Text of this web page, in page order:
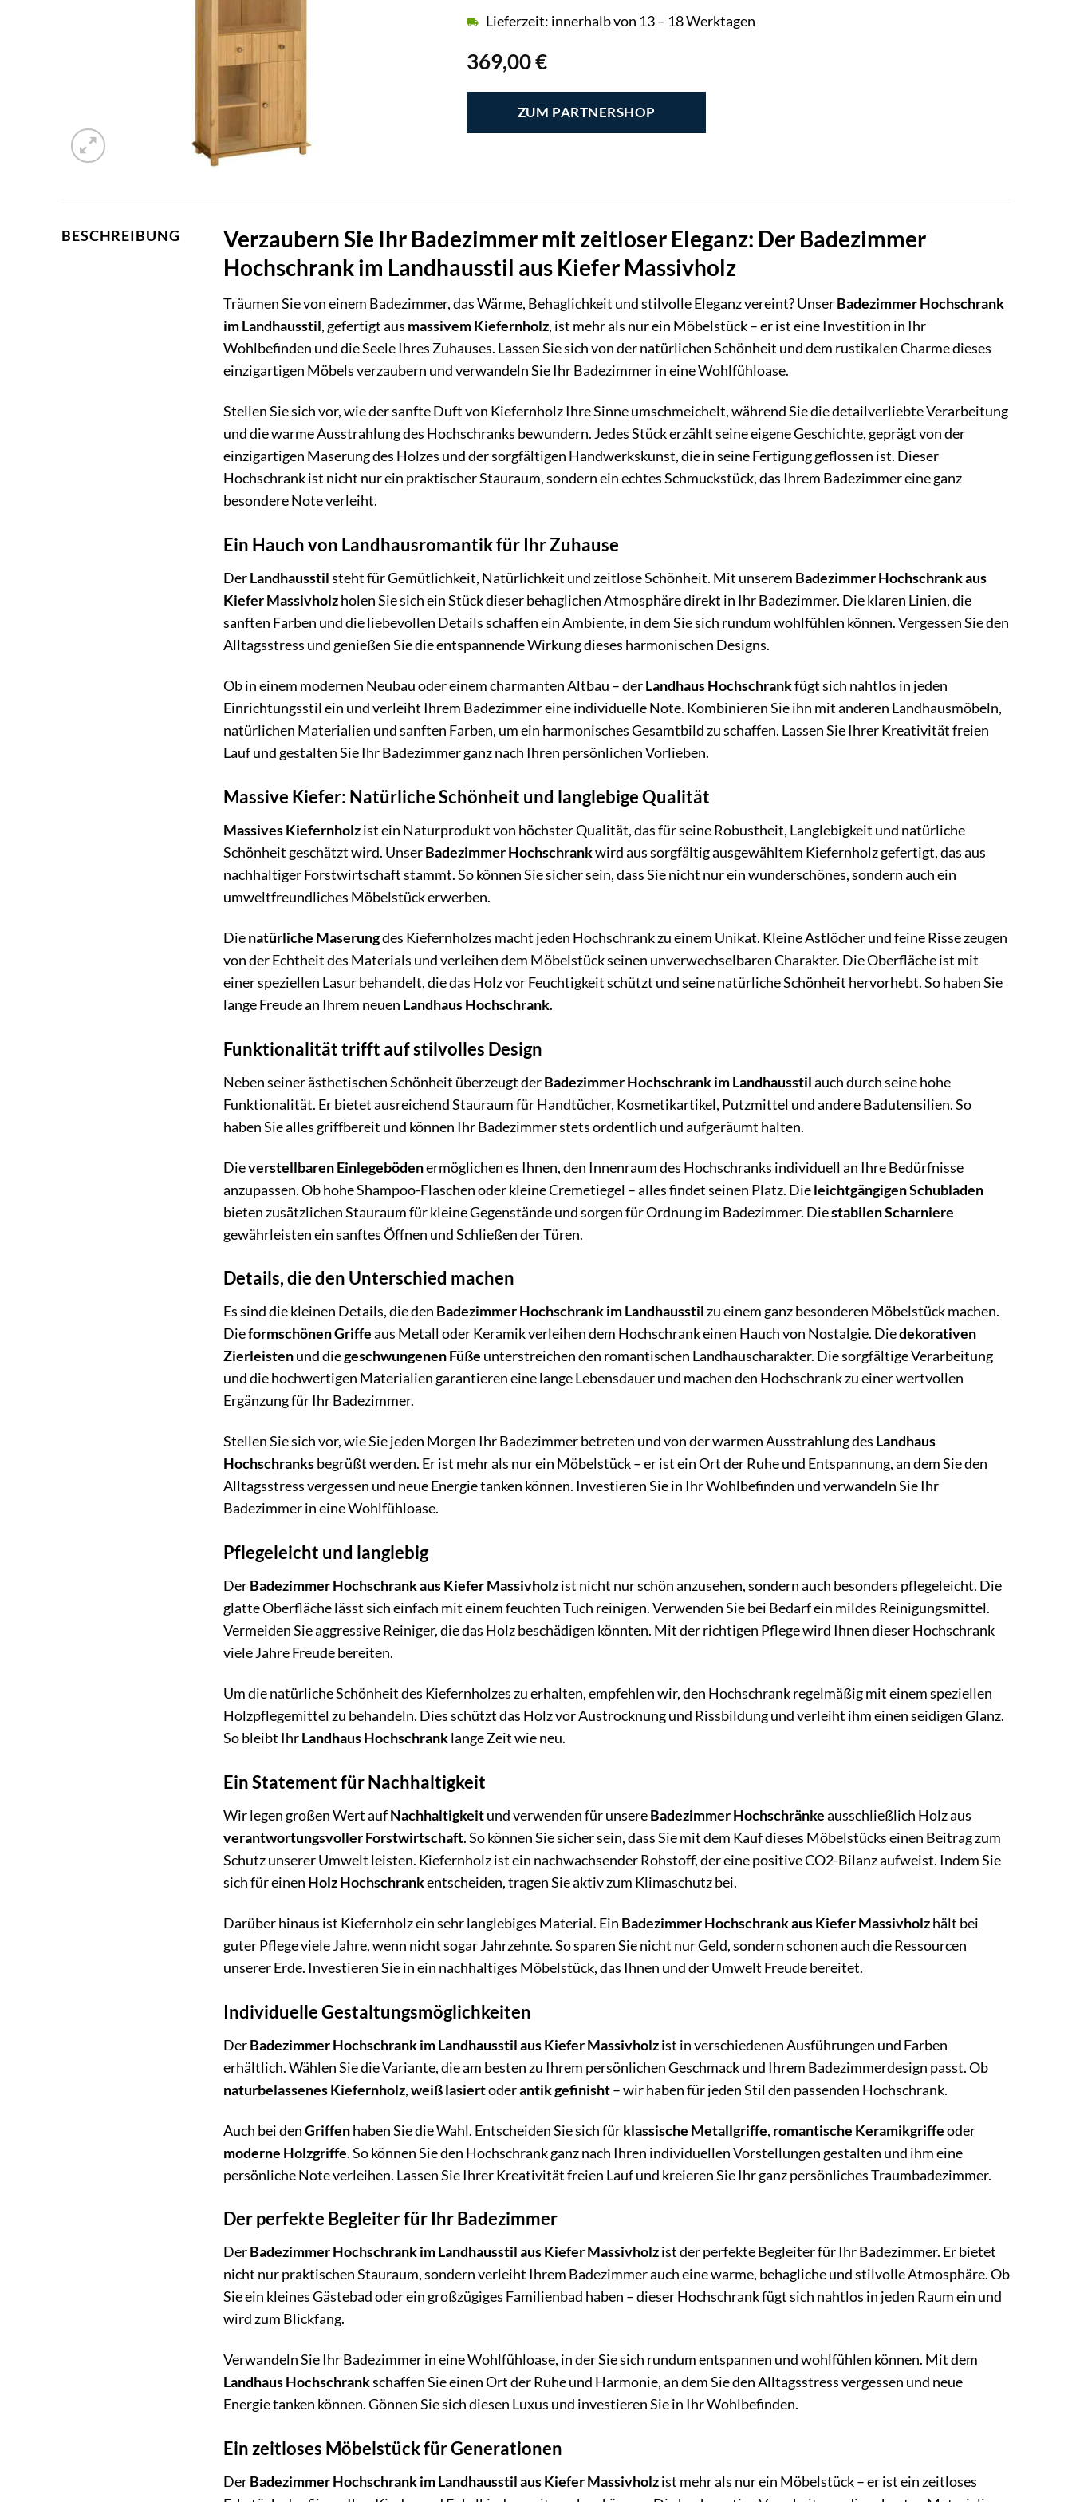
369,00€
Lieferzeit: innerhalb von 13 – 18 Werktagen
ZUM PARTNERSHOP
BESCHREIBUNG
Verzaubern Sie Ihr Badezimmer mit zeitloser Eleganz: Der Badezimmer
Hochschrank im Landhausstil aus Kiefer Massivholz
Träumen Sie von einem Badezimmer, das Wärme, Behaglichkeit und stilvolle Eleganz vereint? UnserBadezimmer Hochschrank
im Landhausstil, gefertigt aus massivem Kiefernholz, ist mehr als nur ein Möbelstück – er ist eine Investition in Ihr
Wohlbefinden und die Seele Ihres Zuhauses. Lassen Sie sich von der natürlichen Schönheit und dem rustikalen Charme dieses
einzigartigen Möbels verzaubern und verwandeln Sie Ihr Badezimmer in eine Wohlfühloase.
Stellen Sie sich vor, wie der sanfte Duft von Kiefernholz Ihre Sinne umschmeichelt, während Sie die detailverliebte Verarbeitung
und die warme Ausstrahlung des Hochschranks bewundern. Jedes Stück erzählt seine eigene Geschichte, geprägt von der
einzigartigen Maserung des Holzes und der sorgfältigen Handwerkskunst, die in seine Fertigung geflossen ist. Dieser
Hochschrank ist nicht nur ein praktischer Stauraum, sondern ein echtes Schmuckstück, das Ihrem Badezimmer eine ganz
besondere Note verleiht.
Ein Hauch von Landhausromantik für Ihr Zuhause
DerLandhausstilsteht für Gemütlichkeit, Natürlichkeit und zeitlose Schönheit. Mit unserem Badezimmer Hochschrank aus
Kiefer Massivholzholen Sie sich ein Stück dieser behaglichen Atmosphäre direkt in Ihr Badezimmer. Die klaren Linien, die
sanften Farben und die liebevollen Details schaffen ein Ambiente, in dem Sie sich rundum wohlfühlen können. Vergessen Sie den
Alltagsstress und genießen Sie die entspannende Wirkung dieses harmonischen Designs.
Ob in einem modernen Neubau oder einem charmanten Altbau – derLandhaus Hochschrankfügt sich nahtlos in jeden
Einrichtungsstil ein und verleiht Ihrem Badezimmer eine individuelle Note. Kombinieren Sie ihn mit anderen Landhausmöbeln,
natürlichen Materialien und sanften Farben, um ein harmonisches Gesamtbild zu schaffen. Lassen Sie Ihrer Kreativität freien
Lauf und gestalten Sie Ihr Badezimmer ganz nach Ihren persönlichen Vorlieben.
Massive Kiefer: Natürliche Schönheit und langlebige Qualität
Massives Kiefernholzist ein Naturprodukt von höchster Qualität, das für seine Robustheit, Langlebigkeit und natürliche
Schönheit geschätzt wird. UnserBadezimmer Hochschrankwird aus sorgfältig ausgewähltem Kiefernholz gefertigt, das aus
nachhaltiger Forstwirtschaft stammt. So können Sie sicher sein, dass Sie nicht nur ein wunderschönes, sondern auch ein
umweltfreundliches Möbelstück erwerben.
Dienatürliche Maserungdes Kiefernholzes macht jeden Hochschrank zu einem Unikat. Kleine Astlöcher und feine Risse zeugen
von der Echtheit des Materials und verleihen dem Möbelstück seinen unverwechselbaren Charakter. Die Oberfläche ist mit
einer speziellen Lasur behandelt, die das Holz vor Feuchtigkeit schützt und seine natürliche Schönheit hervorhebt. So haben Sie
lange Freude an Ihrem neuen Landhaus Hochschrank.
Funktionalität trifft auf stilvolles Design
Neben seiner ästhetischen Schönheit überzeugt derBadezimmer Hochschrank im Landhausstilauch durch seine hohe
Funktionalität. Er bietet ausreichend Stauraum für Handtücher, Kosmetikartikel, Putzmittel und andere Badutensilien. So
haben Sie alles griffbereit und können Ihr Badezimmer stets ordentlich und aufgeräumt halten.
Dieverstellbaren Einlegebödenermöglichen es Ihnen, den Innenraum des Hochschranks individuell an Ihre Bedürfnisse
anzupassen. Ob hohe Shampoo-Flaschen oder kleine Cremetiegel – alles findet seinen Platz. Dieleichtgängigen Schubladen
bieten zusätzlichen Stauraum für kleine Gegenstände und sorgen für Ordnung im Badezimmer. Diestabilen Scharniere
gewährleisten ein sanftes Öffnen und Schließen der Türen.
Details, die den Unterschied machen
Es sind die kleinen Details, die den Badezimmer Hochschrank im Landhausstilzu einem ganz besonderen Möbelstück machen.
Dieformschönen Griffeaus Metall oder Keramik verleihen dem Hochschrank einen Hauch von Nostalgie. Diedekorativen
Zierleistenund diegeschwungenen Füße unterstreichen den romantischen Landhauscharakter. Die sorgfältige Verarbeitung
und die hochwertigen Materialien garantieren eine lange Lebensdauer und machen den Hochschrank zu einer wertvollen
Ergänzung für Ihr Badezimmer.
Stellen Sie sich vor, wie Sie jeden Morgen Ihr Badezimmer betreten und von der warmen Ausstrahlung des Landhaus
Hochschranksbegrüßt werden. Er ist mehr als nur ein Möbelstück – er ist ein Ort der Ruhe und Entspannung, an dem Sie den
Alltagsstress vergessen und neue Energie tanken können. Investieren Sie in Ihr Wohlbefinden und verwandeln Sie Ihr
Badezimmer in eine Wohlfühloase.
Pflegeleicht und langlebig
DerBadezimmer Hochschrank aus Kiefer Massivholzist nicht nur schön anzusehen, sondern auch besonders pflegeleicht. Die
glatte Oberfläche lässt sich einfach mit einem feuchten Tuch reinigen. Verwenden Sie bei Bedarf ein mildes Reinigungsmittel.
Vermeiden Sie aggressive Reiniger, die das Holz beschädigen könnten. Mit der richtigen Pflege wird Ihnen dieser Hochschrank
viele Jahre Freude bereiten.
Um die natürliche Schönheit des Kiefernholzes zu erhalten, empfehlen wir, den Hochschrank regelmäßig mit einem speziellen
Holzpflegemittel zu behandeln. Dies schützt das Holz vor Austrocknung und Rissbildung und verleiht ihm einen seidigen Glanz.
So bleibt IhrLandhaus Hochschranklange Zeit wie neu.
Ein Statement für Nachhaltigkeit
Wir legen großen Wert aufNachhaltigkeitund verwenden für unsereBadezimmer Hochschränkeausschließlich Holz aus
verantwortungsvoller Forstwirtschaft. So können Sie sicher sein, dass Sie mit dem Kauf dieses Möbelstücks einen Beitrag zum
Schutz unserer Umwelt leisten. Kiefernholz ist ein nachwachsender Rohstoff, der eine positive CO2-Bilanz aufweist. Indem Sie
sich für einen Holz Hochschrankentscheiden, tragen Sie aktiv zum Klimaschutz bei.
Darüber hinaus ist Kiefernholz ein sehr langlebiges Material. Ein Badezimmer Hochschrank aus Kiefer Massivholzhält bei
guter Pflege viele Jahre, wenn nicht sogar Jahrzehnte. So sparen Sie nicht nur Geld, sondern schonen auch die Ressourcen
unserer Erde. Investieren Sie in ein nachhaltiges Möbelstück, das Ihnen und der Umwelt Freude bereitet.
Individuelle Gestaltungsmöglichkeiten
DerBadezimmer Hochschrank im Landhausstil aus Kiefer Massivholzist in verschiedenen Ausführungen und Farben
erhältlich. Wählen Sie die Variante, die am besten zu Ihrem persönlichen Geschmack und Ihrem Badezimmerdesign passt. Ob
naturbelassenes Kiefernholz,weiß lasiertoderantik gefinisht– wir haben für jeden Stil den passenden Hochschrank.
Auch bei denGriffenhaben Sie die Wahl. Entscheiden Sie sich fürklassische Metallgriffe, romantische Keramikgriffeoder
moderne Holzgriffe. So können Sie den Hochschrank ganz nach Ihren individuellen Vorstellungen gestalten und ihm eine
persönliche Note verleihen. Lassen Sie Ihrer Kreativität freien Lauf und kreieren Sie Ihr ganz persönliches Traumbadezimmer.
Der perfekte Begleiter für Ihr Badezimmer
DerBadezimmer Hochschrank im Landhausstil aus Kiefer Massivholzist der perfekte Begleiter für Ihr Badezimmer. Er bietet
nicht nur praktischen Stauraum, sondern verleiht Ihrem Badezimmer auch eine warme, behagliche und stilvolle Atmosphäre. Ob
Sie ein kleines Gästebad oder ein großzügiges Familienbad haben – dieser Hochschrank fügt sich nahtlos in jeden Raum ein und
wird zum Blickfang.
Verwandeln Sie Ihr Badezimmer in eine Wohlfühloase, in der Sie sich rundum entspannen und wohlfühlen können. Mit dem
Landhaus Hochschrankschaffen Sie einen Ort der Ruhe und Harmonie, an dem Sie den Alltagsstress vergessen und neue
Energie tanken können. Gönnen Sie sich diesen Luxus und investieren Sie in Ihr Wohlbefinden.
Ein zeitloses Möbelstück für Generationen
DerBadezimmer Hochschrank im Landhausstil aus Kiefer Massivholzist mehr als nur ein Möbelstück – er ist ein zeitloses